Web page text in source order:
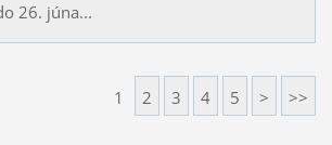
26. júna...
1 2 3 4 5 > >>